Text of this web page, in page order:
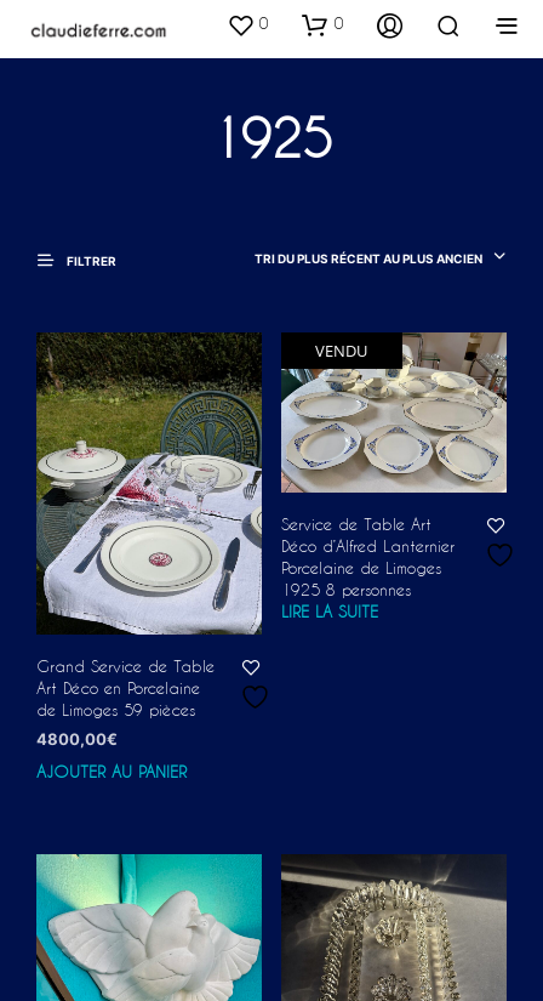
0 0
1925
FILTRER TRI DU PLUS RÉCENT AU PLUS ANCIEN
Grand Service de Table
Art Déco en Porcelaine
de Limoges 59 pièces
4800,00€
AJOUTER AU PANIER
VENDU
Service de Table Art
Déco d’Alfred Lanternier
Porcelaine de Limoges
1925 8 personnes
LIRE LA SUITE